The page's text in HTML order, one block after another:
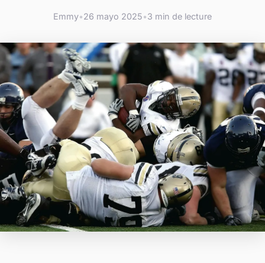
Emmy•26 mayo 2025•3 min de lecture